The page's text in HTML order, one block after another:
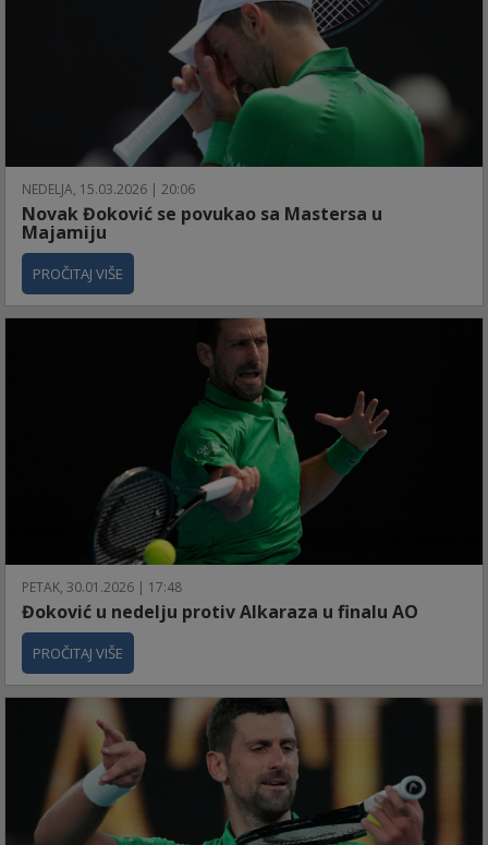
NEDELJA, 15.03.2026 | 20:06
Novak Đoković se povukao sa Mastersa u
Majamiju
PROČITAJ VIŠE
PETAK, 30.01.2026 | 17:48
Đoković u nedelju protiv Alkaraza u finalu AO
PROČITAJ VIŠE